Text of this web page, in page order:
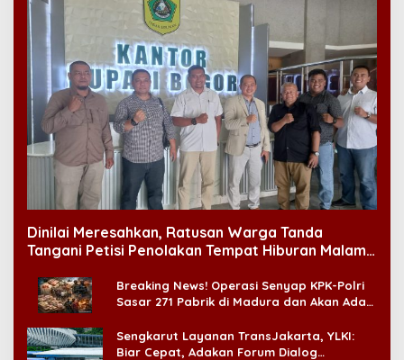
Dinilai Meresahkan, Ratusan Warga Tanda
Tangani Petisi Penolakan Tempat Hiburan Malam
Breaking News! Operasi Senyap KPK-Polri
Sasar 271 Pabrik di Madura dan Akan Ada
Sengkarut Layanan TransJakarta, YLKI:
Biar Cepat, Adakan Forum Dialog